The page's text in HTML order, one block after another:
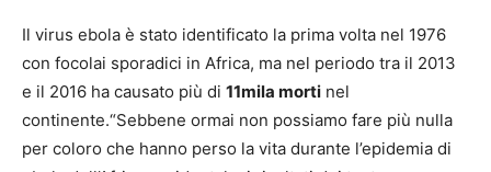
Il virus ebola è stato identificato la prima volta nel 1976
con focolai sporadici in Africa, ma nel periodo tra il 2013
e il 2016 ha causato più di 11mila morti nel
continente.“Sebbene ormai non possiamo fare più nulla
per coloro che hanno perso la vita durante l’epidemia di